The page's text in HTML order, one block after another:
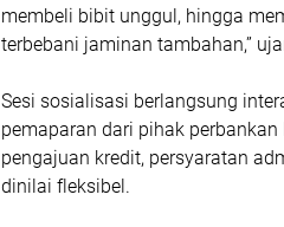
membeli bibit unggul, hingga
terbebani jaminan tambahan,”
Sesi sosialisasi berlangsung
pemaparan dari pihak
pengajuan kredit, persyaratan
dinilai fleksibel.